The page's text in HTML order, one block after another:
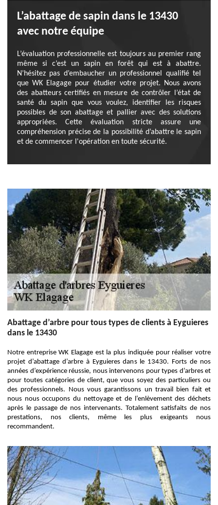
L’abattage de sapin dans le 13430
avec notre équipe
L’évaluation professionnelle est toujours au premier rang
même si c’est un sapin en forêt qui est à abattre.
N’hésitez pas d’embaucher un professionnel qualifié tel
que WK Elagage pour étudier votre projet. Nous avons
des abatteurs certifiés en mesure de contrôler l’état de
santé du sapin que vous voulez, identifier les risques
possibles de son abattage et pallier avec des solutions
appropriées. Cette évaluation stricte assure une
compréhension précise de la possibilité d’abattre le sapin
et de commencer l'opération en toute sécurité.
Abattage d’arbre pour tous types de clients à Eyguieres
dans le 13430
Notre entreprise WK Elagage est la plus indiquée pour réaliser votre
projet d’abattage d’arbre à Eyguieres dans le 13430. Forts de nos
années d’expérience réussie, nous intervenons pour types d’arbres et
pour toutes catégories de client, que vous soyez des particuliers ou
des professionnels. Nous vous garantissons un travail bien fait et
nous nous occupons du nettoyage et de l’enlèvement des déchets
après le passage de nos intervenants. Totalement satisfaits de nos
prestations, nos clients, même les plus exigeants nous
recommandent.